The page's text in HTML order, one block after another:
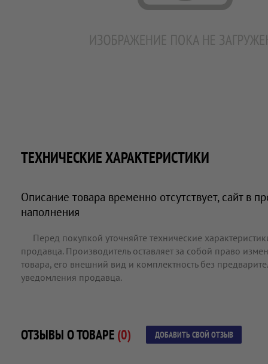
ТЕХНИЧЕСКИЕ ХАРАКТЕРИСТИКИ
Описание товара временно отсутствует, сайт в
наполнения
Перед покупкой уточняйте технические
продавца. Производитель оставляет за собой право
товара, его внешний вид и комплектность без
уведомления продавца.
ОТЗЫВЫ О ТОВАРЕ (0) ДОБАВИТЬ СВОЙ ОТЗЫВ